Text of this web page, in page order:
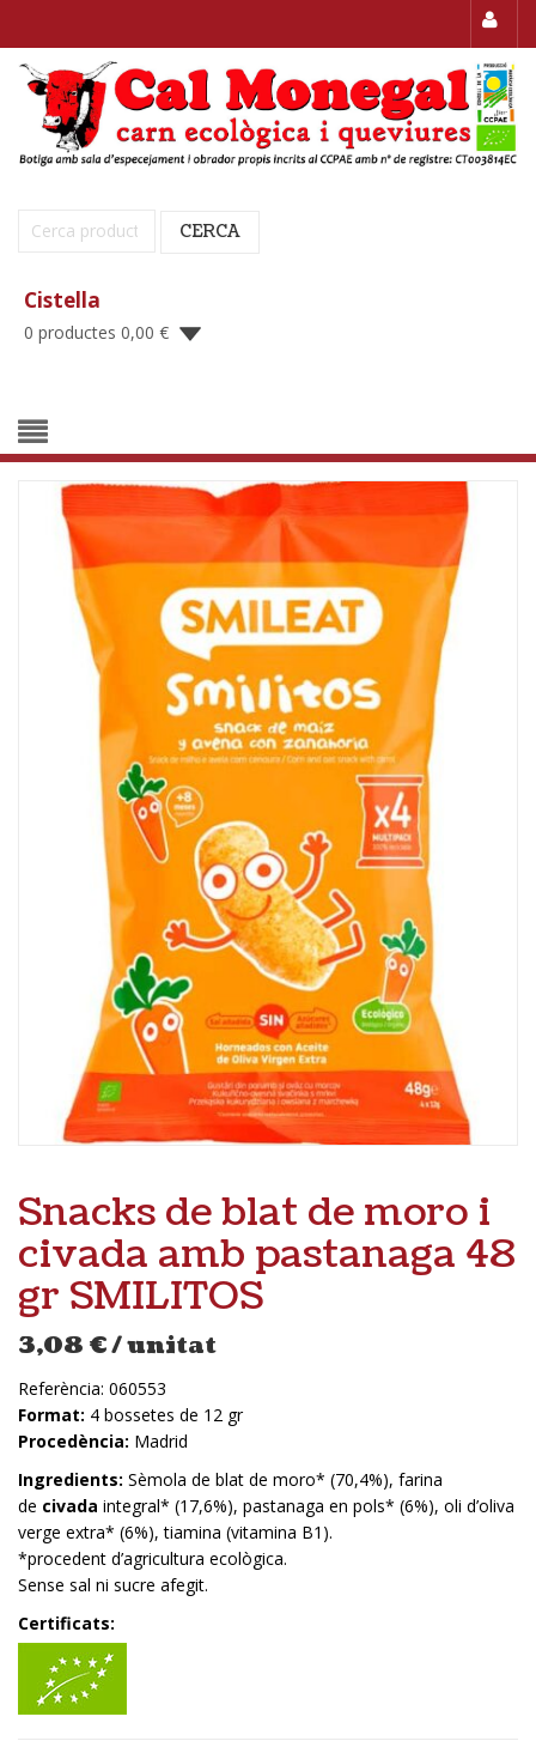
Cerca: CERCA
Cistella
0 productes 0,00 €
Snacks de blat de moro i
civada amb pastanaga 48
gr SMILITOS
3,08 €/ unitat
Referència: 060553
Format: 4 bossetes de 12 gr
Procedència: Madrid
Ingredients: Sèmola de blat de moro* (70,4%), farina
de civada integral* (17,6%), pastanaga en pols* (6%), oli d’oliva
verge extra* (6%), tiamina (vitamina B1).
*procedent d’agricultura ecològica.
Sense sal ni sucre afegit.
Certificats: